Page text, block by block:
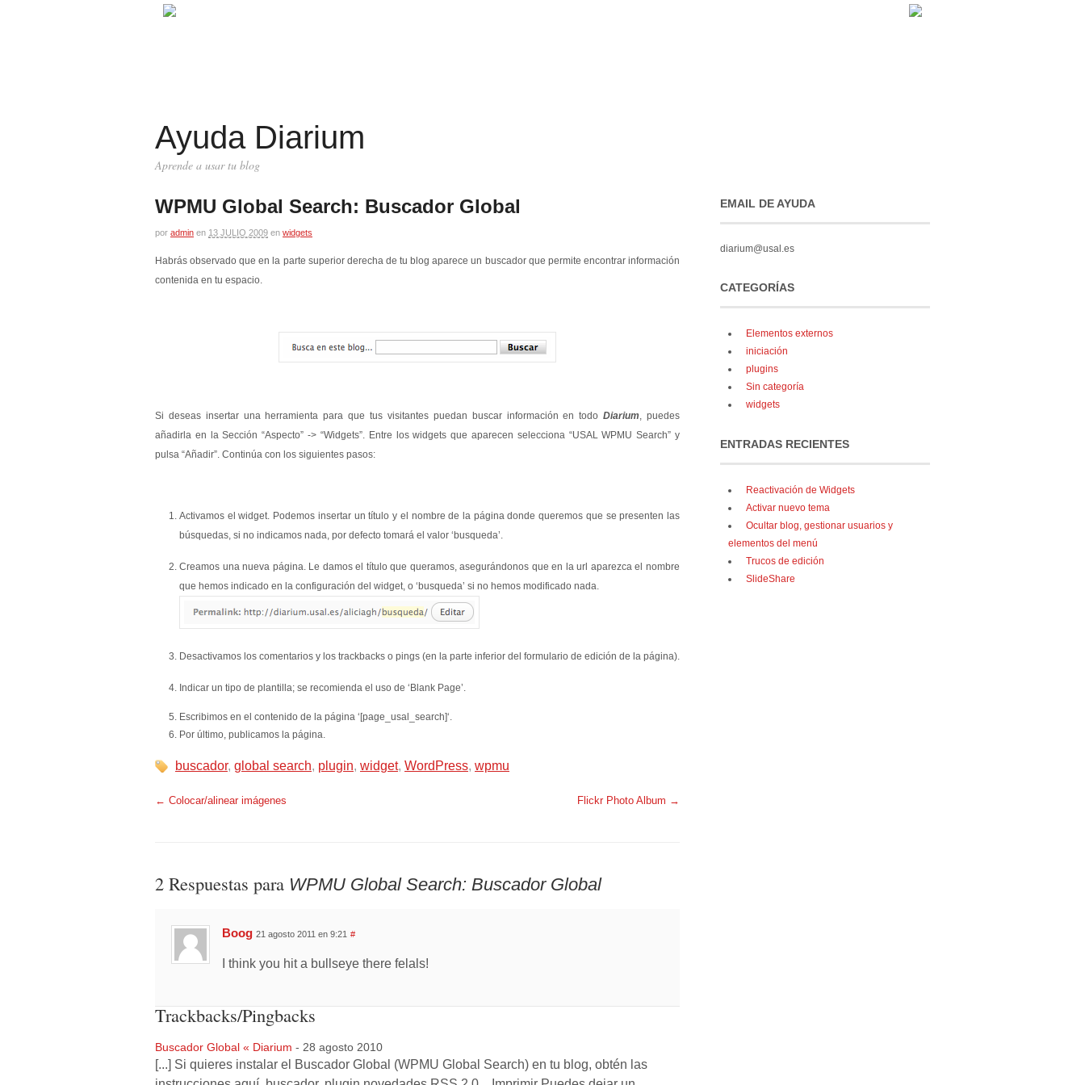
Ayuda Diarium
Aprende a usar tu blog
WPMU Global Search: Buscador Global
por admin en 13 JULIO 2009 en widgets
Habrás observado que en la parte superior derecha de tu blog aparece un buscador que permite encontrar información
contenida en tu espacio.
Si deseas insertar una herramienta para que tus visitantes puedan buscar información en todoDiarium , puedes
añadirla en la Sección “Aspecto” -> “Widgets”. Entre los widgets que aparecen selecciona “USAL WPMU Search” y
pulsa “Añadir”. Continúa con los siguientes pasos:
Activamos el widget. Podemos insertar un título y el nombre de la página donde queremos que se presenten las
búsquedas, si no indicamos nada, por defecto tomará el valor ‘busqueda’.
Creamos una nueva página. Le damos el título que queramos, asegurándonos que en la url aparezca el nombre
que hemos indicado en la configuración del widget, o ‘busqueda’ si no hemos modificado nada.
Desactivamos los comentarios y los trackbacks o pings (en la parte inferior del formulario de edición de la página).
Indicar un tipo de plantilla; se recomienda el uso de ‘Blank Page’.
Escribimos en el contenido de la página ‘[page_usal_search]‘.
Por último, publicamos la página.
buscador, global search, plugin, widget, WordPress, wpmu
← Colocar/alinear imágenes Flickr Photo Album →
2 Respuestas para WPMU Global Search: Buscador Global
Boog 21 agosto 2011 en 9:21 #
I think you hit a bullseye there felals!
Trackbacks/Pingbacks
Buscador Global « Diarium - 28 agosto 2010
[...] Si quieres instalar el Buscador Global (WPMU Global Search) en tu blog, obtén las
EMAIL DE AYUDA
diarium@usal.es
CATEGORÍAS
Elementos externos
iniciación
plugins
Sin categoría
widgets
ENTRADAS RECIENTES
Reactivación de Widgets
Activar nuevo tema
Ocultar blog, gestionar usuarios y
elementos del menú
Trucos de edición
SlideShare